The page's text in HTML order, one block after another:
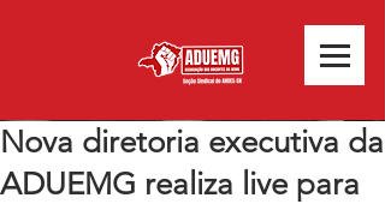
Nova diretoria executiva da
ADUEMG realiza live para